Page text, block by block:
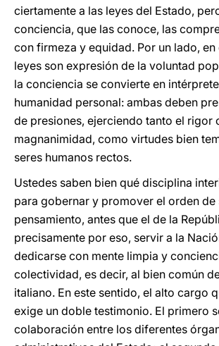
ciertamente a las leyes del Estado,
conciencia, que las conoce, las
con firmeza y equidad. Por un lado,
leyes son expresión de la voluntad
la conciencia se convierte en
humanidad personal: ambas deben
de presiones, ejerciendo tanto el rigor
magnanimidad, como virtudes bien
seres humanos rectos.
Ustedes saben bien qué disciplina
para gobernar y promover el orden de
pensamiento, antes que el de la
precisamente por eso, servir a la
dedicarse con mente limpia y
colectividad, es decir, al bien común
italiano. En este sentido, el alto cargo
exige un doble testimonio. El primero
colaboración entre los diferentes